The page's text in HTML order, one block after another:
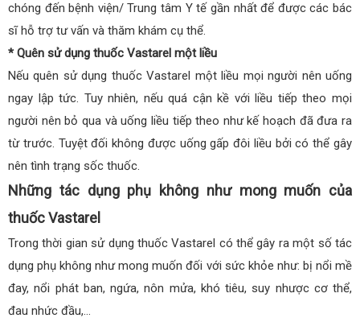
chóng đến bệnh viện/ Trung tâm Y tế gần nhất để được các bác
sĩ hỗ trợ tư vấn và thăm khám cụ thể.
* Quên sử dụng thuốc Vastarel một liều
Nếu quên sử dụng thuốc Vastarel một liều mọi người nên uống
ngay lập tức. Tuy nhiên, nếu quá cận kề với liều tiếp theo mọi
người nên bỏ qua và uống liều tiếp theo như kế hoạch đã đưa ra
từ trước. Tuyệt đối không được uống gấp đôi liều bởi có thể gây
nên tình trạng sốc thuốc.
Những tác dụng phụ không như mong muốn của
thuốc Vastarel
Trong thời gian sử dụng thuốc Vastarel có thể gây ra một số tác
dụng phụ không như mong muốn đối với sức khỏe như: bị nổi mề
đay, nổi phát ban, ngứa, nôn mửa, khó tiêu, suy nhược cơ thể,
đau nhức đầu,…